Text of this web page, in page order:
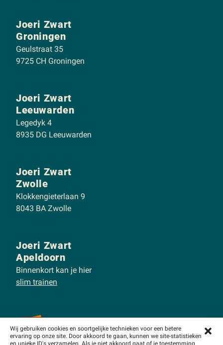
Wij gebruiken cookies en soortgelijke technieken voor een betere
ervaring op onze site. Door akkoord te gaan, kunnen we site-statistieken
en unieke ID's verzamelen. Als je niet akkoord gaat of je toestemming
Joeri Zwart
Groningen
Geulstraat 35
9725 CH Groningen
Joeri Zwart
Leeuwarden
Legedyk 4
8935 DG Leeuwarden
Joeri Zwart
Zwolle
Klokkengieterlaan 9
8043 BA Zwolle
Joeri Zwart
Apeldoorn
Binnenkort kan je hier
slim trainen